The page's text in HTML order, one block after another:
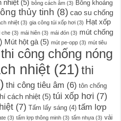
nhiệt (5) bông cách âm (3) Bông khoáng
thủy tinh (8) cao su chống
nhiệt (3) gia công túi xốp hơi (3) Hạt xốp
che (3) mái hiên (3) mái đón (3) mút chống
Mút hột gà (5) mút pe-opp (3) mút tiêu
thi công chống nóng
nhiệt (21) thi
thi công tiêu âm (6) tôn chống
cách nhiệt (5) túi xốp hơi (7)
(7) Tấm lấy sáng (4) tấm lợp
(3) tấm lợp thông minh (3) tấm nhựa (3) vải